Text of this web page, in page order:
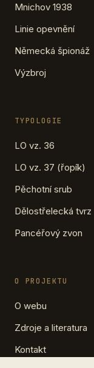
Mnichov 1938
Linie opevnění
Německá špionáž
Výzbroj
TYPOLOGIE
LO vz. 36
LO vz. 37 (řopík)
Pěchotní srub
Dělostřelecká tvrz
Pancéřový zvon
O PROJEKTU
O webu
Zdroje a literatura
Kontakt